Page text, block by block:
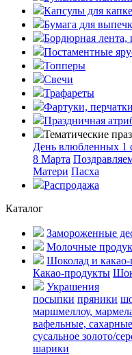
Капсулы для
Бумага для
Бордюрная лента,
Постаментные
Топперы
Свечи
Трафареты
Фартуки,
Праздничная
Тематические
День влюбленных 1
8 Марта
Матери Пасха
Распродажа
Каталог
Замороженные
Молочные
Шоколад и
Какао-продукты
Украшения
посыпки пряники
маршмеллоу,
вафельные, сахарные
сусальное золото/
шарики